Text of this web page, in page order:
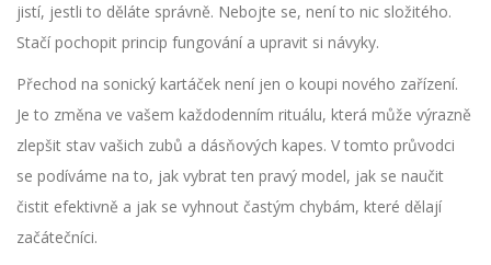
jistí, jestli to děláte správně. Nebojte se, není to nic složitého.
Stačí pochopit princip fungování a upravit si návyky.
Přechod na sonický kartáček není jen o koupi nového zařízení.
Je to změna ve vašem každodenním rituálu, která může výrazně
zlepšit stav vašich zubů a dásňových kapes. V tomto průvodci
se podíváme na to, jak vybrat ten pravý model, jak se naučit
čistit efektivně a jak se vyhnout častým chybám, které dělají
začátečníci.